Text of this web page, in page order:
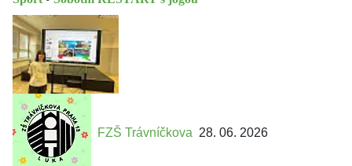
FZŠ Trávníčkova 28. 06. 2026